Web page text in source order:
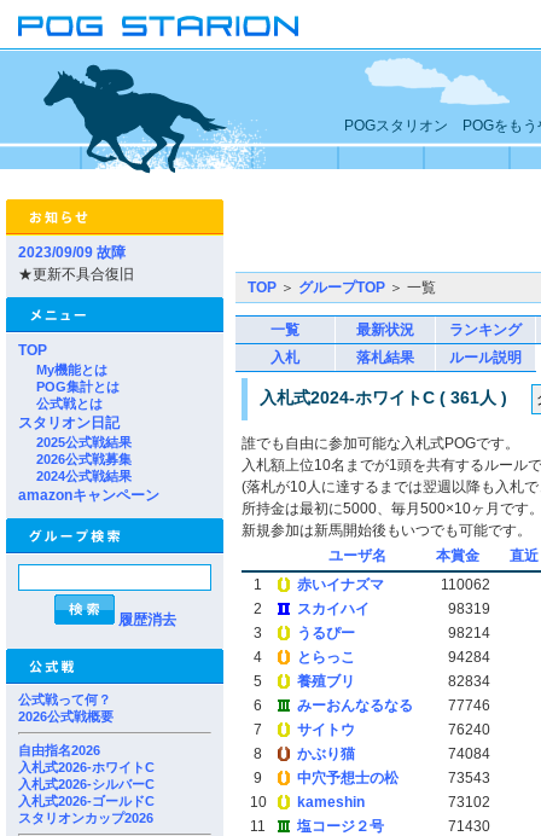
POGスタリオン POGをもう
2023/09/09 故障
★更新不具合復旧
TOP
My機能とは
POG集計とは
公式戦とは
スタリオン日記
2025公式戦結果
2026公式戦募集
2024公式戦結果
amazonキャンペーン
履歴消去
公式戦って何？
2026公式戦概要
自由指名2026
入札式2026-ホワイトC
入札式2026-シルバーC
入札式2026-ゴールドC
スタリオンカップ2026
TOP ＞ グループTOP ＞ 一覧
一覧 最新状況
ランキング
入札
落札結果 ルール説明
入札式2024-ホワイトC ( 361人 )
誰でも自由に参加可能な入札式POGです。
入札額上位10名までが1頭を共有するルール
(落札が10人に達するまでは翌週以降も入札
所持金は最初に5000、毎月500×10ヶ月です
新規参加は新馬開始後もいつでも可能です。
ユーザ名
本賞金
直近
1
赤いイナズマ
110062
2
スカイハイ
98319
3
うるぴー
98214
4
とらっこ
94284
5
養殖ブリ
82834
6
みーおんなるなる
77746
7
サイトウ
76240
8
かぶり猫
74084
9
中穴予想士の松
73543
10
kameshin
73102
11
塩コージ２号
71430